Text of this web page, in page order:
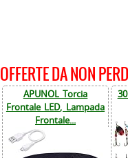
OFFERTE DA NON
APUNOL Torcia
Frontale LED, Lampada
Frontale...